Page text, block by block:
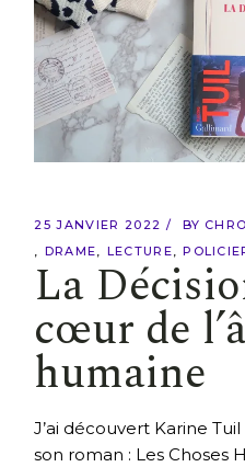
25 JANVIER 2022 BY
DRAME
LECTURE
La
cœur de
humaine
J’ai découvert Karine
son roman : Les Choses